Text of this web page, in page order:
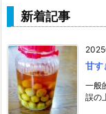
新着記事
2025
甘す
一般
誤の